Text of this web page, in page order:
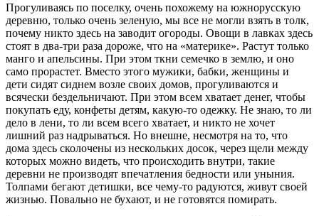
Прогуливаясь по поселку, очень похожему на южнорусскую
деревню, только очень зеленую, мы все не могли взять в толк,
почему никто здесь на заводит огороды. Овощи в лавках здесь
стоят в два-три раза дороже, что на «материке». Растут только
манго и апельсины. При этом ткни семечко в землю, и оно
само прорастет. Вместо этого мужики, бабки, женщины и
дети сидят сиднем возле своих домов, прогуливаются и
всячески бездельничают. При этом всем хватает денег, чтобы
покупать еду, конфеты детям, какую-то одежку. Не знаю, то ли
дело в лени, то ли всем всего хватает, и никто не хочет
лишний раз надрываться. Но внешне, несмотря на то, что
дома здесь сколочены из нескольких досок, через щели между
которых можно видеть, что происходить внутри, такие
деревни не производят впечатления бедности или уныния.
Толпами бегают детишки, все чему-то радуются, живут своей
жизнью. Повально не бухают, и не готовятся помирать.